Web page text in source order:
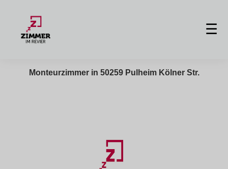
☰
Monteurzimmer in 50259 Pulheim Kölner Str.